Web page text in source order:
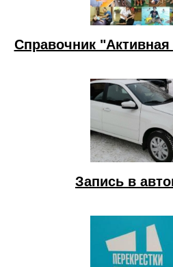
Справочник
Запись в